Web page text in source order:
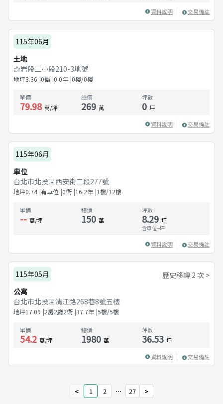
資料說明 交易備註
115年06月
土地
奇岩段三小段210-3地號
地坪3.36 0衛 0.0年 0樓/0樓
單價
79.98 萬/坪
總價
269 萬
坪數
0 坪
資料說明 交易備註
115年06月
車位
台北市北投區西安街二段277號
地坪0.74 有車位 0衛 16.2年 1樓/12樓
單價
-- 萬/坪
總價
150 萬
坪數
8.29 坪
含車位--坪
資料說明 交易備註
115年05月
歷史移轉 2 次 >
公寓
台北市北投區清江路268巷8號五樓
地坪17.09 2房2廳2衛 37.7年 5樓/5樓
單價
54.2 萬/坪
總價
1980 萬
坪數
36.53 坪
資料說明 交易備註
< 1 2 ⋯ 27 >